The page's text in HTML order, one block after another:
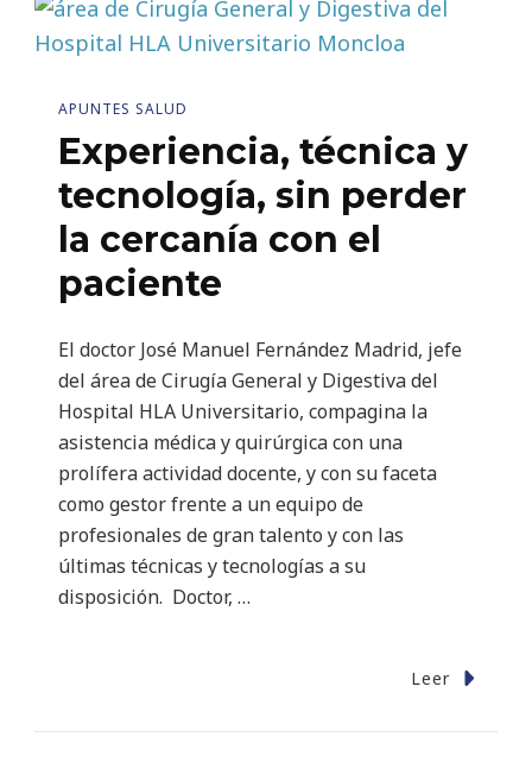
APUNTES SALUD
Experiencia, técnica y
tecnología, sin perder
la cercanía con el
paciente
El doctor José Manuel Fernández Madrid, jefe
del área de Cirugía General y Digestiva del
Hospital HLA Universitario, compagina la
asistencia médica y quirúrgica con una
prolífera actividad docente, y con su faceta
como gestor frente a un equipo de
profesionales de gran talento y con las
últimas técnicas y tecnologías a su
disposición. Doctor, …
Leer